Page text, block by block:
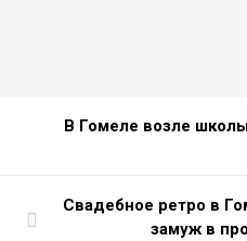
В Гомеле возле
Свадебное ретро в
замуж в